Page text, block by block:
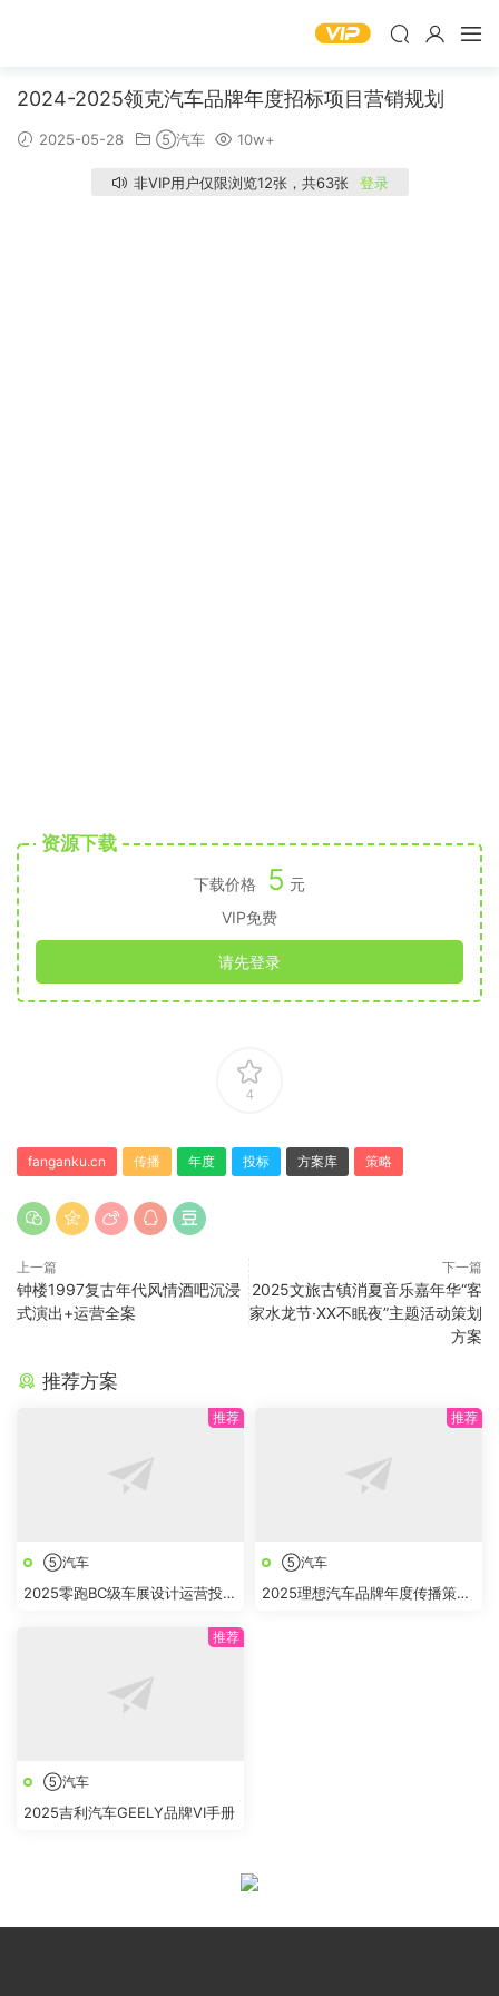
2024-2025领克汽车品牌年度招标项目营销规划
2025-05-28 ⑤汽车 10w+
非VIP用户仅限浏览12张，共63张 登录
资源下载
下载价格 5 元
VIP免费
请先登录
4
fanganku.cn 传播 年度 投标 方案库 策略
上一篇
钟楼1997复古年代风情酒吧沉浸
式演出+运营全案
下一篇
2025文旅古镇消夏音乐嘉年华“客
家水龙节·XX不眠夜”主题活动策划
方案
推荐方案
⑤汽车
2025零跑BC级车展设计运营投标
⑤汽车
2025理想汽车品牌年度传播策略
⑤汽车
2025吉利汽车GEELY品牌VI手册